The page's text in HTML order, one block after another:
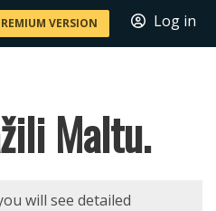
VERSION Log in
Maltu.
will see detailed